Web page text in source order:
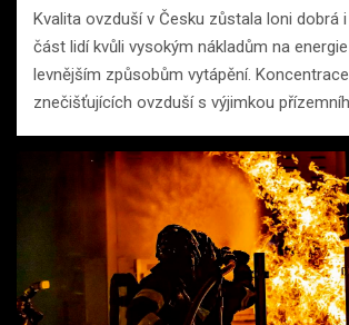
Kvalita ovzduší v Česku zůstala loni dobrá
část lidí kvůli vysokým nákladům na
levnějším způsobům vytápění.
znečišťujících ovzduší s výjimkou